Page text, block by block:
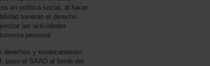
en política social, al hacer
tuvieran el derecho
las actividades
personal.
derechos y estancamiento
puso el SAAD al borde del